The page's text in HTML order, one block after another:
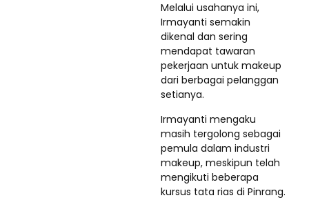
Melalui usahanya ini,
Irmayanti semakin
dikenal dan sering
mendapat tawaran
pekerjaan untuk makeup
dari berbagai pelanggan
setianya.
Irmayanti mengaku
masih tergolong sebagai
pemula dalam industri
makeup, meskipun telah
mengikuti beberapa
kursus tata rias di Pinrang.